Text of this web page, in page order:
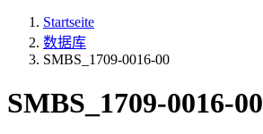
Startseite
数据库
SMBS_1709-0016-00
SMBS_1709-0016-00